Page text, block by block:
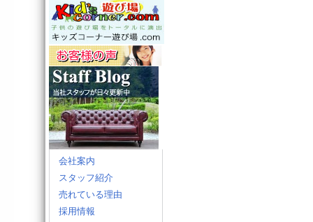
会社案内
スタッフ紹介
売れている理由
採用情報